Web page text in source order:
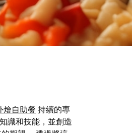
燴自助餐 持續的專
識和技能，並創造